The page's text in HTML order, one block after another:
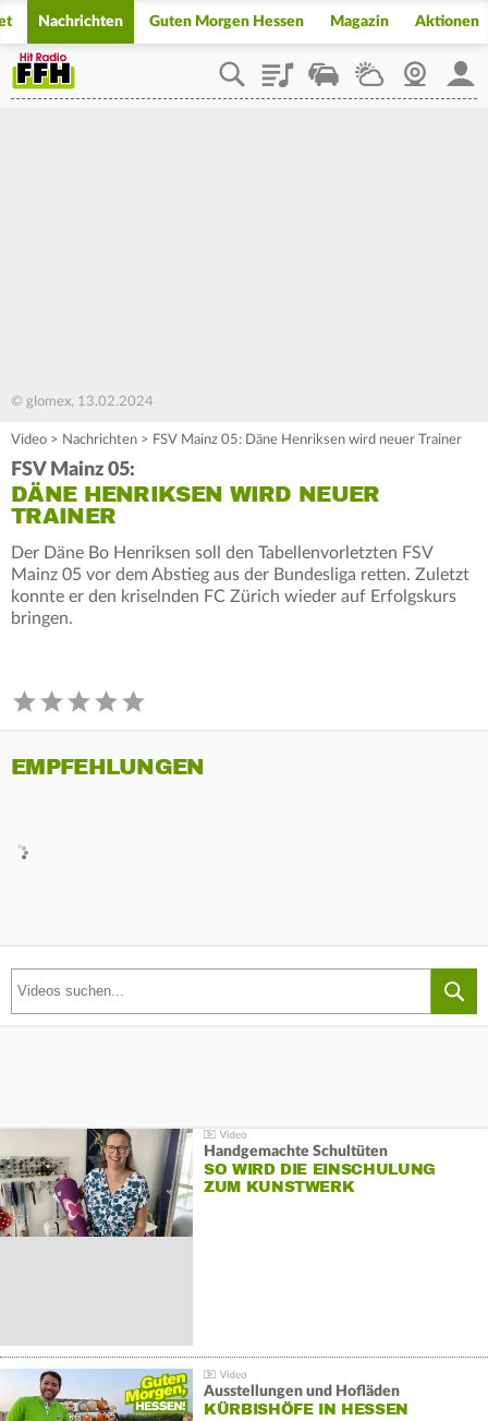
Nachrichten Guten Morgen Hessen Magazin Aktionen
PlaylistStaupilotWetterWebcam
© glomex, 13.02.2024
Video > Nachrichten > FSV Mainz 05: Däne Henriksen wird neuer Trainer
FSV Mainz 05:
DÄNE HENRIKSEN WIRD NEUER
TRAINER
Der Däne Bo Henriksen soll den Tabellenvorletzten FSV
Mainz 05 vor dem Abstieg aus der Bundesliga retten. Zuletzt
konnte er den kriselnden FC Zürich wieder auf Erfolgskurs
bringen.
EMPFEHLUNGEN
Handgemachte Schultüten
SO WIRD DIE EINSCHULUNG
ZUM KUNSTWERK
Ausstellungen und Hofläden
KÜRBISHÖFE IN HESSEN